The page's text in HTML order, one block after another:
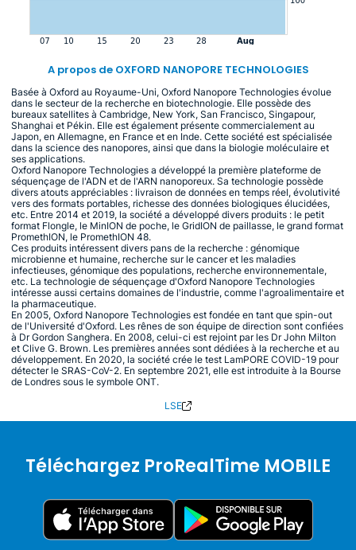
A propos de OXFORD NANOPORE TECHNOLOGIES
Basée à Oxford au Royaume-Uni, Oxford Nanopore Technologies évolue
dans le secteur de la recherche en biotechnologie. Elle possède des
bureaux satellites à Cambridge, New York, San Francisco, Singapour,
Shanghai et Pékin. Elle est également présente commercialement au
Japon, en Allemagne, en France et en Inde. Cette société est spécialisée
dans la science des nanopores, ainsi que dans la biologie moléculaire et
ses applications.
Oxford Nanopore Technologies a développé la première plateforme de
séquençage de l'ADN et de l'ARN nanoporeux. Sa technologie possède
divers atouts appréciables : livraison de données en temps réel, évolutivité
vers des formats portables, richesse des données biologiques élucidées,
etc. Entre 2014 et 2019, la société a développé divers produits : le petit
format Flongle, le MinION de poche, le GridION de paillasse, le grand format
PromethION, le PromethION 48.
Ces produits intéressent divers pans de la recherche : génomique
microbienne et humaine, recherche sur le cancer et les maladies
infectieuses, génomique des populations, recherche environnementale,
etc. La technologie de séquençage d'Oxford Nanopore Technologies
intéresse aussi certains domaines de l'industrie, comme l'agroalimentaire et
la pharmaceutique.
En 2005, Oxford Nanopore Technologies est fondée en tant que spin-out
de l'Université d'Oxford. Les rênes de son équipe de direction sont confiées
à Dr Gordon Sanghera. En 2008, celui-ci est rejoint par les Dr John Milton
et Clive G. Brown. Les premières années sont dédiées à la recherche et au
développement. En 2020, la société crée le test LamPORE COVID-19 pour
détecter le SRAS-CoV-2. En septembre 2021, elle est introduite à la Bourse
de Londres sous le symbole ONT.
LSE
Téléchargez ProRealTime MOBILE